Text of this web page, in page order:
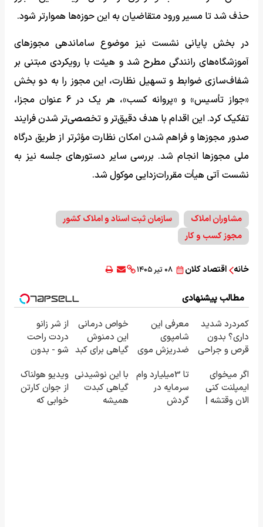
حذف شد تا مسیر ورود متقاضیان به این حوزه‌ها هموارتر شود.
در بخش پایانی نشست نیز موضوع ساماندهی مجوز‌های
آموزشگاه‌های رانندگی مطرح شد و هیئت با رویکردی مبتنی بر
شفاف‌سازی ضوابط و تسهیل نظارت، این مجوز را به دو بخش
«جواز تأسیس» و «پروانه کسب»، هر یک در 6 عنوان مجزا،
تفکیک کرد. این اقدام با هدف دقیق‌تر و تخصصی‌تر شدن فرایند
صدور مجوز‌ها و فراهم شدن امکان نظارت مؤثرتر از طریق درگاه
ملی مجوز‌ها انجام شد. بررسی سایر دستور‌های جلسه نیز به
نشست آتی هیأت مقررات‌زدایی موکول شد.
مشاوران املاک
سازمان ثبت اسناد و املاک کشور
مجوز کسب و کار
خانه اقتصاد کلان ۰۸ تیر ۱۴۰۵
مطالب پیشنهادی
کمردرد شدید
داری؟ بدون
قرص و جراحی
◗پرسش‌نامه◖
معرفی این
شامپوی
ضدریزش موی
وسیما
خواص درمانی
این دمنوش
گیاهی برای کبد
خبرید!
از شر زانو
دردت راحت
شو - بدون
اگر میخوای
ایمپلنت کنی
الان وقتشه |
تا 3میلیارد وام
سرمایه در
گردش
با این نوشیدنی
گیاهی کبدت
همیشه
ویدیو هولناک
از جوان کارتن
خوابی که